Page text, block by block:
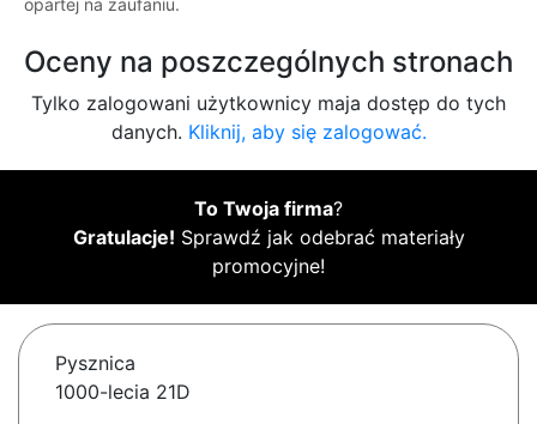
opartej na zaufaniu.
Oceny na poszczególnych stronach
Tylko zalogowani użytkownicy maja dostęp do tych
danych. Kliknij, aby się zalogować.
To Twoja firma?
Gratulacje! Sprawdź jak odebrać materiały
promocyjne!
Pysznica
1000-lecia 21D